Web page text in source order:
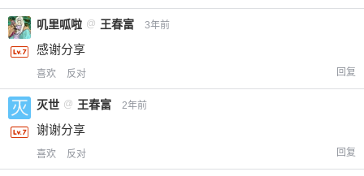
叽里呱啦 @ 王春富 3年前
感谢分享
喜欢 反对 回复
灭世 @ 王春富 2年前
谢谢分享
喜欢 反对 回复